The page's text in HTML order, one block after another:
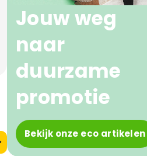
Jouw weg
naar
duurzame
promotie
Bekijk onze eco artikelen